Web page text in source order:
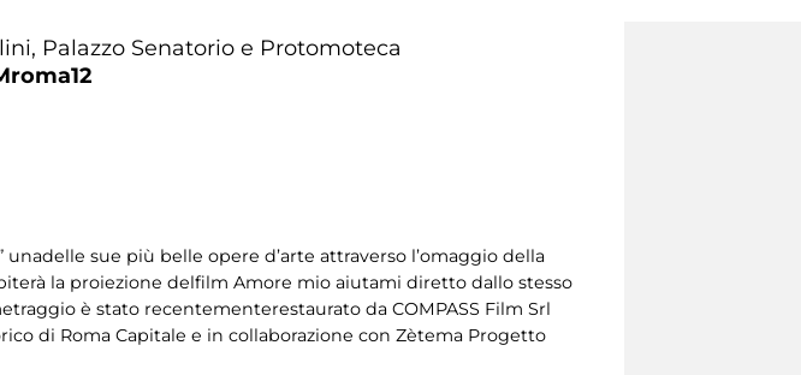
Palazzo Senatorio e Protomoteca
sue più belle opere d’arte attraverso l’omaggio della
la proiezione delfilm Amore mio aiutami diretto dallo stesso
è stato recentementerestaurato da COMPASS Film Srl
di Roma Capitale e in collaborazione con Zètema Progetto